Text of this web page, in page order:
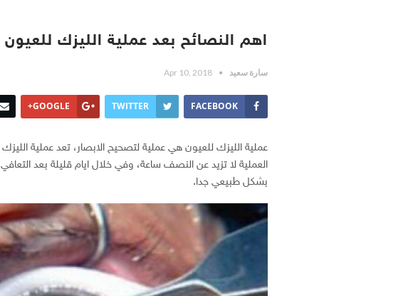
اهم النصائح بعد عملية الليزك للعيون
سارة سعيد Apr 10, 2018
FACEBOOK
TWITTER
GOOGLE+
عملية الليزك للعيون هي عملية لتصحيح الابصار، تعد عملية
العملية لا تزيد عن النصف ساعة، وفي خلال ايام قليلة بعد
بشكل طبيعي جدا.